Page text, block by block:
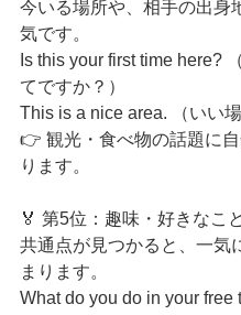
今いる場所や、相手の出身
気です。
Is this your first time here?
てですか？）
This is a nice area. （いい場
👉 観光・食べ物の話題に
ります。
🏅 第5位：趣味・好きなこと
共通点が見つかると、一気
まります。
What do you do in your free